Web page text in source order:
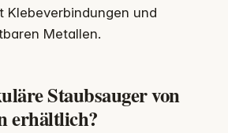
Klebeverbindungen und
Metallen.
Staubsauger von
erhältlich?